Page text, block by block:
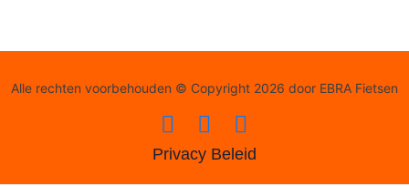
Alle rechten voorbehouden © Copyright 2026 door EBRA Fietsen
Privacy Beleid